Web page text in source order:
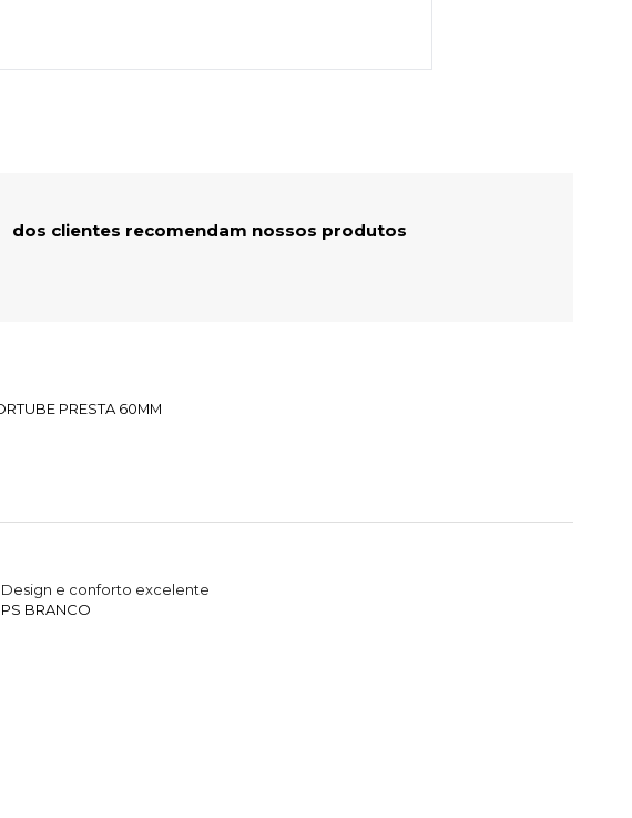
dos clientes recomendam nossos produtos
PRESTA 60MM
e conforto excelente
BRANCO